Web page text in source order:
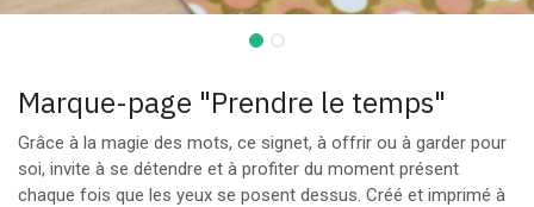
Marque-page "Prendre le temps"
Grâce à la magie des mots, ce signet, à offrir ou à garder pour
soi, invite à se détendre et à profiter du moment présent
chaque fois que les yeux se posent dessus. Créé et imprimé à